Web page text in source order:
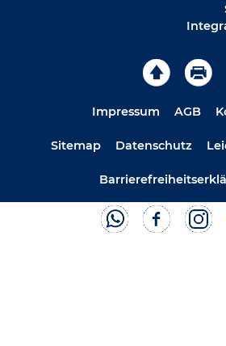
Impressum AGB
Sitemap Datenschutz